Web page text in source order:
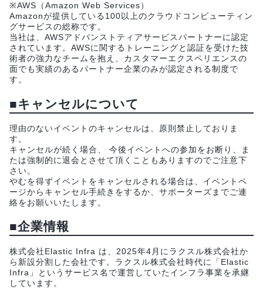
※AWS（Amazon Web Services）
Amazonが提供している100以上のクラウドコンピューティン
グサービスの総称です。
当社は、AWSアドバンストティアサービスパートナーに認定
されています。AWSに関するトレーニングと認証を受けた技
術者の強力なチームを抱え、カスタマーエクスペリエンスの
面でも実績のあるパートナー企業のみが認定される制度で
す。
■キャンセルについて
理由のないイベントのキャンセルは、原則禁止しておりま
す。
キャンセルが続く場合、 今後イベントへの参加をお断り、ま
たは強制的に退会とさせて頂くこともありますのでご注意下
さい。
やむを得ずイベントをキャンセルされる場合は、イベントペ
ージからキャンセル手続きをするか、サポーターズまでご連
絡をお願いいたします。
■企業情報
株式会社Elastic Infra は、2025年4月にラクスル株式会社か
ら新設分割した会社です。ラクスル株式会社時代に「Elastic
Infra」というサービス名で運営していたインフラ事業を承継
しています。